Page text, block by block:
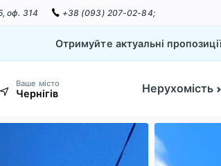
оф. 314 +38 (093) 207-02-84;
Отримуйте актуальні
Ваше місто
Чернігів Нерухомість